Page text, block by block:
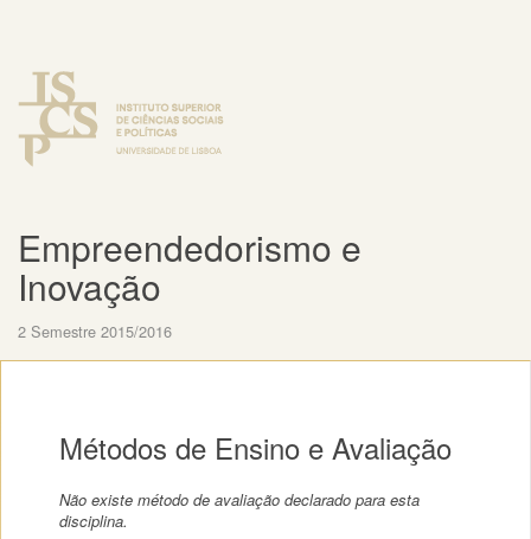
Empreendedorismo e
Inovação
2 Semestre 2015/2016
Métodos de Ensino e Avaliação
Não existe método de avaliação declarado para esta
disciplina.